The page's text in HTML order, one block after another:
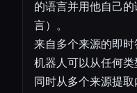
的语言并用他自己
言）。
来自多个来源的即
机器人可以从任何
同时从多个来源提